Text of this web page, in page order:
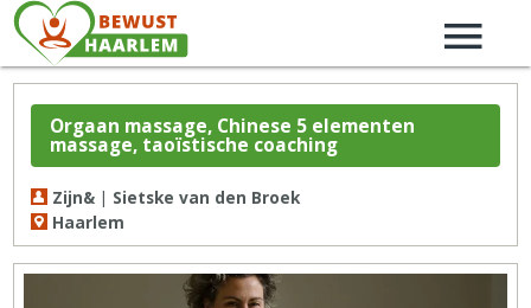
Orgaan massage, Chinese 5 elementen
massage, taoïstische coaching
Zijn& | Sietske van den Broek
Haarlem